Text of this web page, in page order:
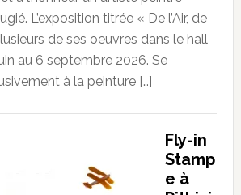
L’exposition titrée « De l’Air, de
de ses oeuvres dans le hall
au 6 septembre 2026. Se
à la peinture […]
Fly-in
Stamp
e à